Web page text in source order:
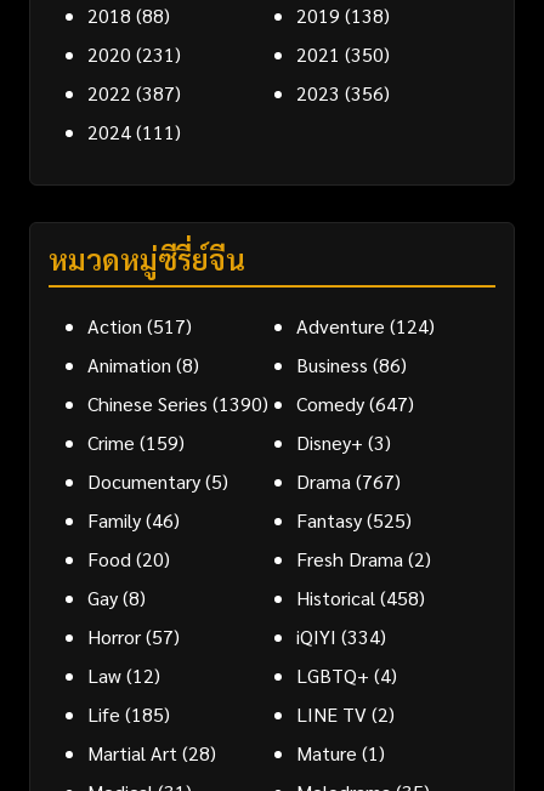
2018 (88) 2019 (138)
2020 (231) 2021 (350)
2022 (387) 2023 (356)
2024(111)
หมวดหมู่ซีรี่ย์จีน
Action (517) Adventure (124)
Animation (8) Business (86)
Chinese Series (1390) Comedy(647)
Crime (159) Disney+ (3)
Documentary(5) Drama (767)
Family(46) Fantasy(525)
Food (20) Fresh Drama (2)
Gay(8) Historical (458)
Horror(57) iQIYI (334)
Law(12) LGBTQ+ (4)
Life (185) LINE TV(2)
Martial Art (28) Mature (1)